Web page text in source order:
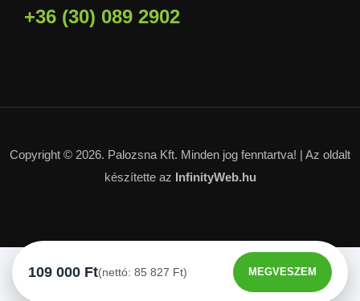
109 000 Ft(nettó: 85 827 Ft) MEGVESZEM
+36 (30) 089 2902
Copyright © 2026. Palozsna Kft. Minden jog fenntartva! | Az oldalt
készítette az InfinityWeb.hu